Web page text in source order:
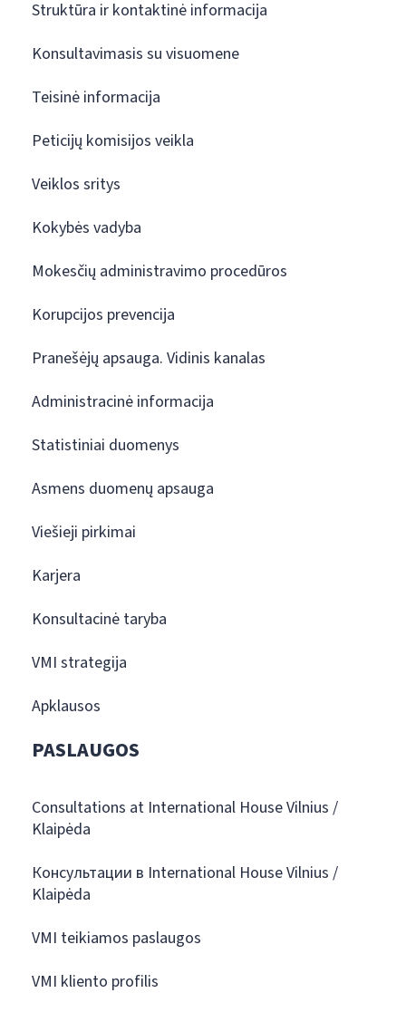
Struktūra ir kontaktinė informacija
Konsultavimasis su visuomene
Teisinė informacija
Peticijų komisijos veikla
Veiklos sritys
Kokybės vadyba
Mokesčių administravimo procedūros
Korupcijos prevencija
Pranešėjų apsauga. Vidinis kanalas
Administracinė informacija
Statistiniai duomenys
Asmens duomenų apsauga
Viešieji pirkimai
Karjera
Konsultacinė taryba
VMI strategija
Apklausos
PASLAUGOS
Consultations at International House Vilnius /
Klaipėda
Консультации в International House Vilnius /
Klaipėda
VMI teikiamos paslaugos
VMI kliento profilis